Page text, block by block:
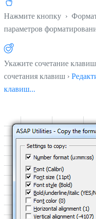
Нажмите кнопку ›
параметров
Укажите сочетание
сочетания клавиш ›
клавиш...